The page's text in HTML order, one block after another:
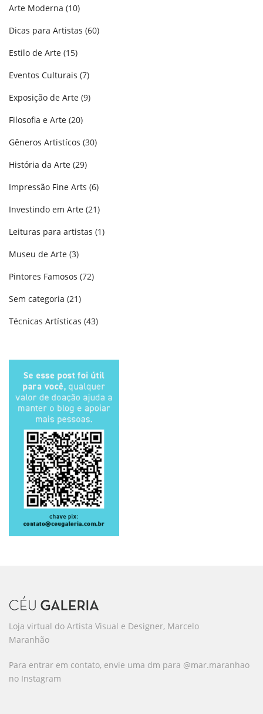
Arte Moderna (10)
Dicas para Artistas (60)
Estilo de Arte (15)
Eventos Culturais (7)
Exposição de Arte (9)
Filosofia e Arte (20)
Gêneros Artistícos (30)
História da Arte (29)
Impressão Fine Arts (6)
Investindo em Arte (21)
Leituras para artistas (1)
Museu de Arte (3)
Pintores Famosos (72)
Sem categoria (21)
Técnicas Artísticas (43)
Loja virtual do Artista Visual e Designer, Marcelo
Maranhão
Para entrar em contato, envie uma dm para @mar.maranhao
no Instagram